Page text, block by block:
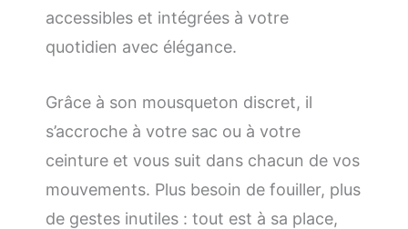
accessibles et intégrées à votre
quotidien avec élégance.
Grâce à son mousqueton discret, il
s’accroche à votre sac ou à votre
ceinture et vous suit dans chacun de vos
mouvements. Plus besoin de fouiller, plus
de gestes inutiles : tout est à sa place,